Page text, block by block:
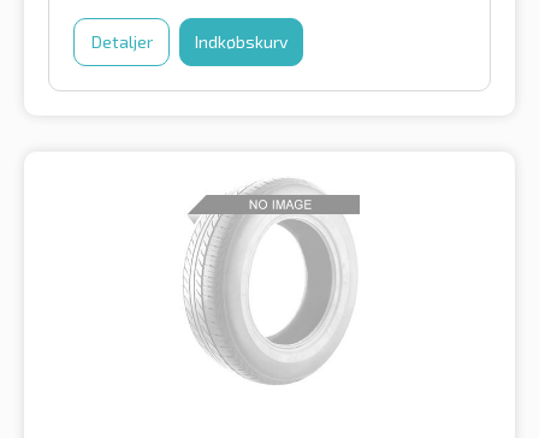
Detaljer Indkøbskurv